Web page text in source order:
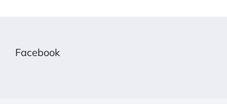
Facebook